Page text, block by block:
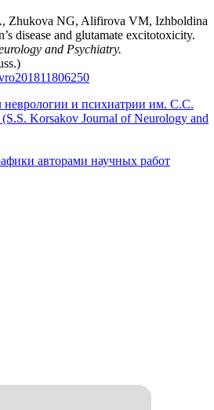
Zhukova NG, Alifirova VM, Izhboldina
disease and glutamate excitotoxicity.
and Psychiatry.